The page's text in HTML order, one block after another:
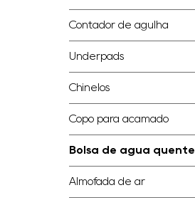
Contador de agulha
Underpads
Chinelos
Copo para acamado
Bolsa de água quente
Almofada de ar